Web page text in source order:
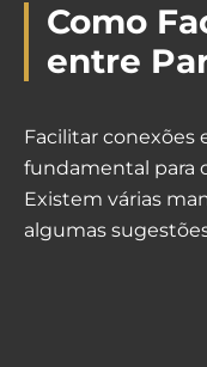
Como
entre
Facilitar conexões
fundamental para
Existem várias
algumas